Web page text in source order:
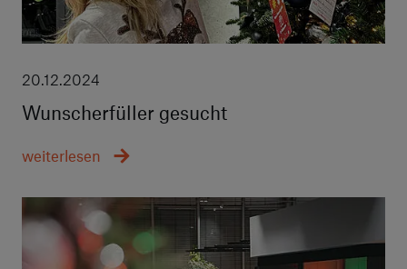
20.12.2024
Wunscherfüller gesucht
weiterlesen